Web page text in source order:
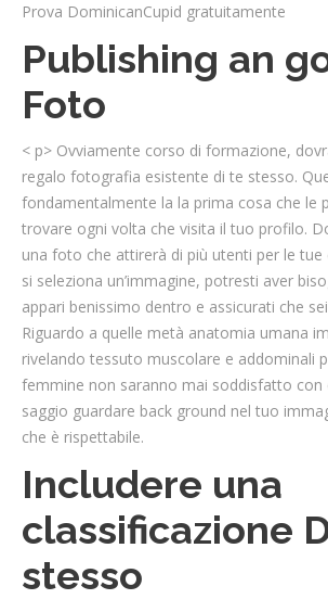
Prova DominicanCupid gratuitamente
Publishing an
Foto
< p> Ovviamente corso di formazione,
regalo fotografia esistente di te stesso.
fondamentalmente la la prima cosa che le
trovare ogni volta che visita il tuo profilo.
una foto che attirerà di più utenti per le tue
si seleziona un’immagine, potresti aver
appari benissimo dentro e assicurati che
Riguardo a quelle metà anatomia umana
rivelando tessuto muscolare e addominali
femmine non saranno mai soddisfatto con
saggio guardare back ground nel tuo
che è rispettabile.
Includere una
classificazione
stesso